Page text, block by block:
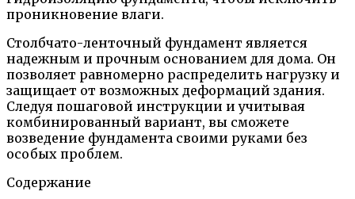
проникновение влаги.
Столбчато-ленточный фундамент является
надежным и прочным основанием для дома. Он
позволяет равномерно распределить нагрузку и
защищает от возможных деформаций здания.
Следуя пошаговой инструкции и учитывая
комбинированный вариант, вы сможете
возведение фундамента своими руками без
особых проблем.
Содержание